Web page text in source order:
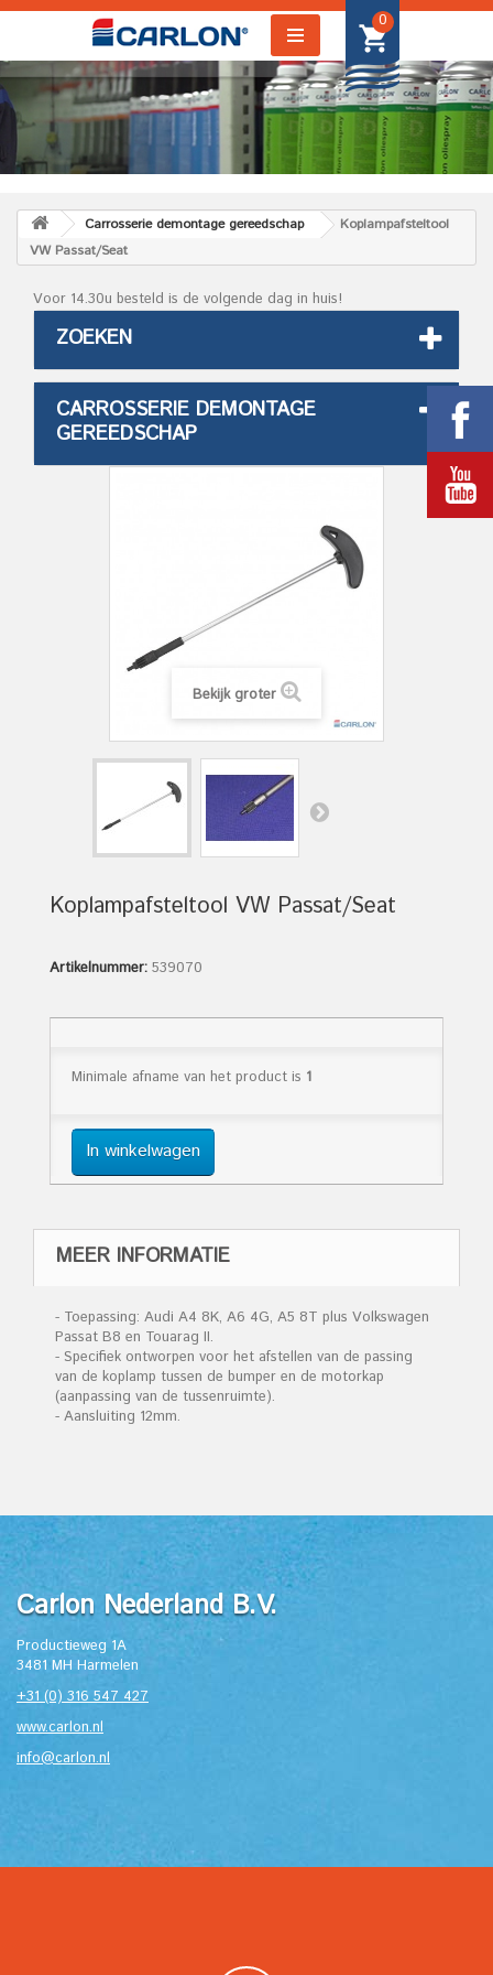
0
Carrosserie demontage gereedschap
Koplampafsteltool
VW Passat/Seat
Voor 14.30u besteld is de volgende dag in huis!
ZOEKEN
CARROSSERIE DEMONTAGE
GEREEDSCHAP
Bekijk groter
Koplampafsteltool VW Passat/Seat
Artikelnummer: 539070
Minimale afname van het product is 1
In winkelwagen
MEER INFORMATIE
- Toepassing: Audi A4 8K, A6 4G, A5 8T plus Volkswagen
Passat B8 en Touarag II.
- Specifiek ontworpen voor het afstellen van de passing
van de koplamp tussen de bumper en de motorkap
(aanpassing van de tussenruimte).
- Aansluiting 12mm.
Carlon Nederland B.V.
Productieweg 1A
3481 MH Harmelen
+31 (0) 316 547 427
www.carlon.nl
info@carlon.nl